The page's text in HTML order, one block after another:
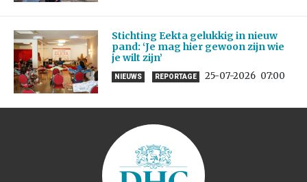
Stichting Eekta gelukkig in nieuw
pand: ‘Je mag hier gewoon zijn wie
je wilt zijn’
NIEUWS REPORTAGE 25-07-2026 07:00